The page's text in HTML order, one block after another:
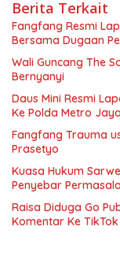
Berita Terkait
Fangfang Resmi
Bersama Dugaan
Wali Guncang The
Bernyanyi
Daus Mini Resmi
Ke Polda Metro Jaya
Fangfang Trauma
Prasetyo
Kuasa Hukum
Penyebar
Raisa Diduga Go
Komentar Ke TikTok